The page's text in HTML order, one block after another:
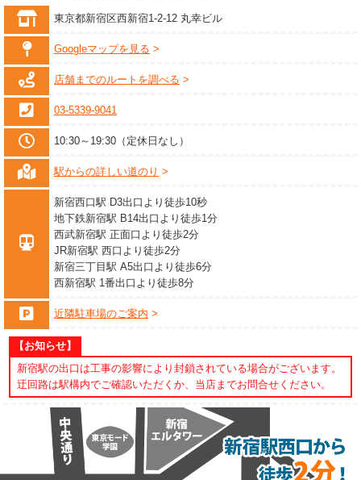
東京都新宿区西新宿1-2-12 丸幸ビル
Googleマップを見る
店舗までのルートを調べる
03-5339-9041
10:30～19:30（定休日なし）
駅からの詳しい道のり
新宿西口駅 D3出口より徒歩10秒
地下鉄新宿駅 B14出口より徒歩1分
西武新宿駅 正面口より徒歩2分
JR新宿駅 西口より徒歩2分
新宿三丁目駅 A5出口より徒歩6分
西新宿駅 1番出口より徒歩8分
近隣駐車場のご案内
【お知らせ】
新宿駅の出口は工事の影響により封鎖されている場合がございます。
迂回路は駅構内でご確認いただくか、当店までお問合せください。